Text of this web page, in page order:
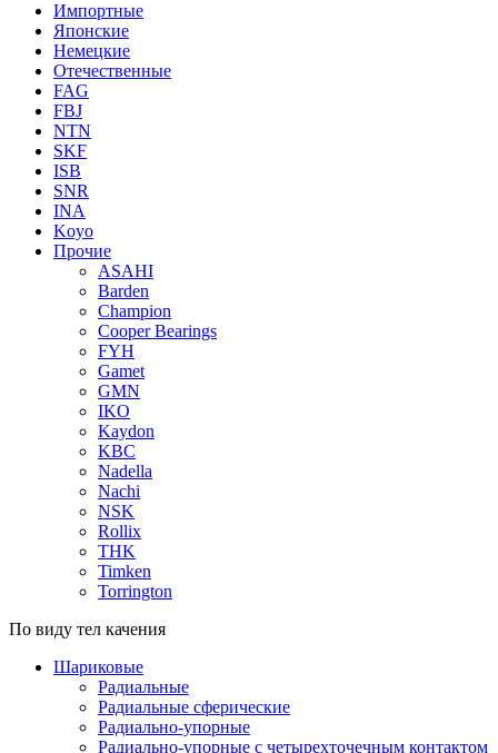
Импортные
Японские
Немецкие
Отечественные
FAG
FBJ
NTN
SKF
ISB
SNR
INA
Koyo
Прочие
ASAHI
Barden
Champion
Cooper Bearings
FYH
Gamet
GMN
IKO
Kaydon
KBC
Nadella
Nachi
NSK
Rollix
THK
Timken
Torrington
По виду тел качения
Шариковые
Радиальные
Радиальные сферические
Радиально-упорные
Радиально-упорные с четырехточечным контактом